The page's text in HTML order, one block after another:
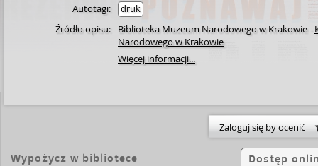
Autotagi:
druk
Źródło opisu:
Biblioteka Muzeum Narodowego w Krakowie-
Narodowego w Krakowie
Więcej informacji...
Zaloguj się by ocenić
Wypożycz w bibliotece Dostęp